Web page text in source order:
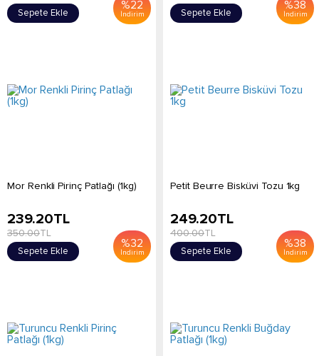
%22
İndirim
Sepete Ekle
%38
İndirim
Sepete Ekle
Mor Renkli Pirinç Patlağı (1kg)
%32
İndirim
239.20TL
350.00TL
Sepete Ekle
Petit Beurre Bisküvi Tozu 1kg
%38
İndirim
249.20TL
400.00TL
Sepete Ekle